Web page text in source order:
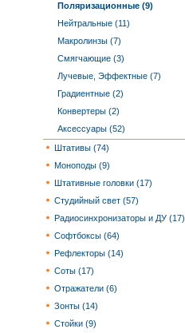
Поляризационные (9)
Нейтральные (11)
Макролинзы (7)
Смягчающие (3)
Лучевые, Эффектные (7)
Градиентные (2)
Конвертеры (2)
Аксессуары (52)
Штативы (74)
Моноподы (9)
Штативные головки (17)
Студийный свет (57)
Радиосинхронизаторы и ДУ (17)
Софтбоксы (64)
Рефлекторы (14)
Соты (17)
Отражатели (6)
Зонты (14)
Стойки (9)